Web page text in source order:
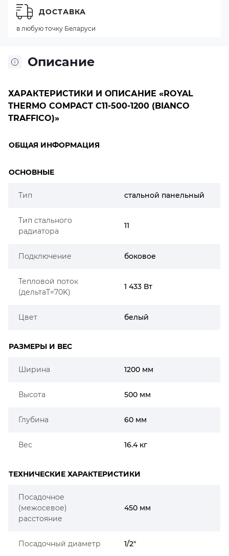
Описание
ХАРАКТЕРИСТИКИ И ОПИСАНИЕ «ROYAL
THERMO COMPACT C11-500-1200 (BIANCO
TRAFFICO)»
ОБЩАЯ ИНФОРМАЦИЯ
ОСНОВНЫЕ
Тип стальной панельный
Тип стального
радиатора
11
Подключение боковое
Тепловой поток
(дельтаT=70K)
1 433 Вт
Цвет белый
РАЗМЕРЫ И ВЕС
Ширина 1200 мм
Высота 500 мм
Глубина 60 мм
Вес 16.4 кг
ТЕХНИЧЕСКИЕ ХАРАКТЕРИСТИКИ
Посадочное
(межосевое)
расстояние
450 мм
Посадочный диаметр 1/2"
ДОСТАВКА
в любую точку Беларуси